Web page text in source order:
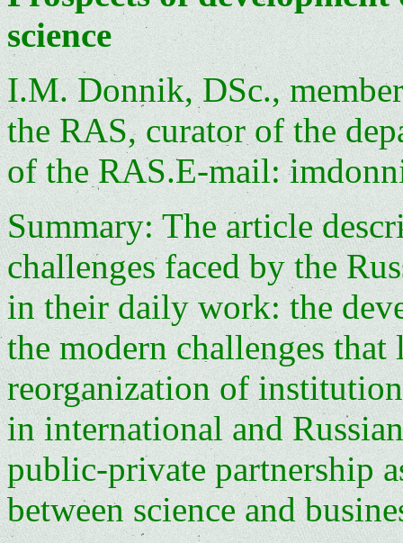
science
I.M. Donnik, DSc.,
the RAS, curator of the
of the RAS.E-mail:
Summary: The article
challenges faced by the
in their daily work: the
the modern challenges
reorganization of
in international and
public-private partnership
between science and